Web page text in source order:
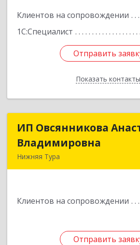
Клиентов на сопровождении
1С:Специалист
Отправить
Показать контакты
Отправить
Назад
ИП Овсянникова
Владимировна
Нижняя Тура
Клиентов на сопровождении
Отправить
ИП Овсянникова
Отправить